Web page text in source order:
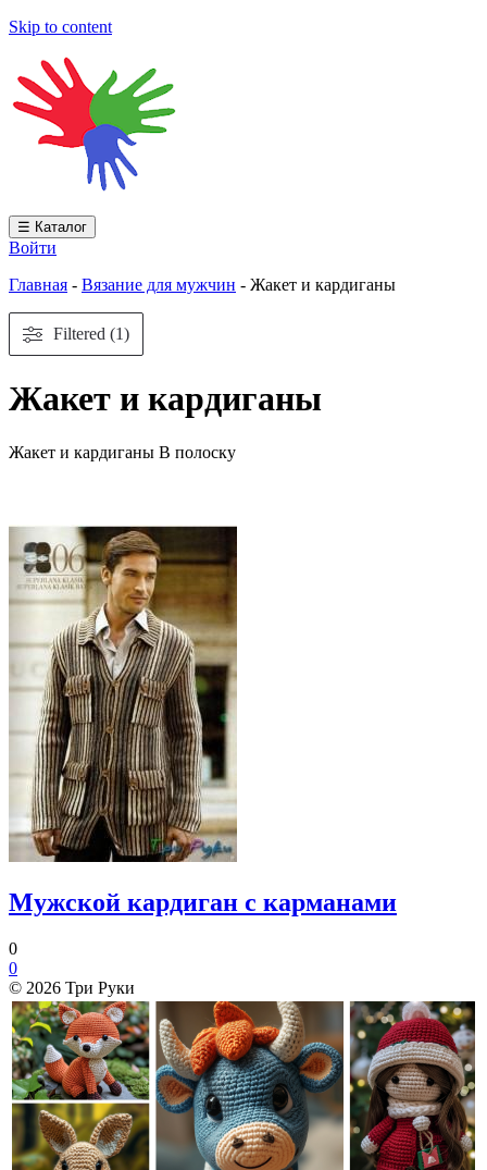
Skip to content
☰ Каталог
Войти
Главная - Вязание для мужчин - Жакет и кардиганы
Filtered (1)
Жакет и кардиганы
Жакет и кардиганы В полоску
Мужской кардиган с карманами
0
0
© 2026 Три Руки